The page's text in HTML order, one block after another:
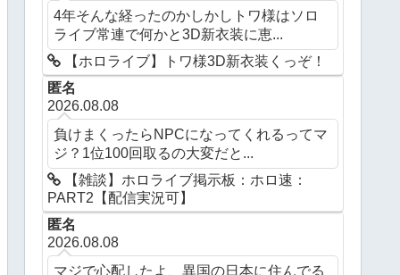
4年そんな経ったのかしかしトワ様はソロ
ライブ常連で何かと3D新衣装に恵...
【ホロライブ】トワ様3D新衣装くっぞ！
匿名
2026.08.08
負けまくったらNPCになってくれるってマ
ジ？1位100回取るの大変だと...
【雑談】ホロライブ掲示板：ホロ速：
PART2【配信実況可】
匿名
2026.08.08
マジで心配したよ、異国の日本に住んでる